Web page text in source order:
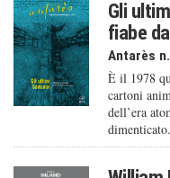
Gli
fiabe
Antarès
È il 1978
cartoni
dell’era